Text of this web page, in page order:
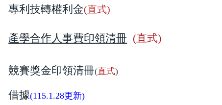
專利技轉權利金(直式)
產學合作人事費印領清冊 (直式)
競賽獎金印領清冊(直式)
借據(115.1.28更新)